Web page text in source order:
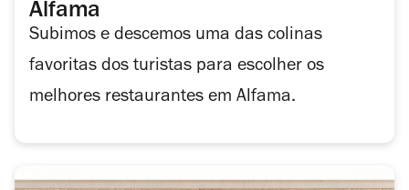
Alfama
Subimos e descemos uma das colinas
favoritas dos turistas para escolher os
melhores restaurantes em Alfama.